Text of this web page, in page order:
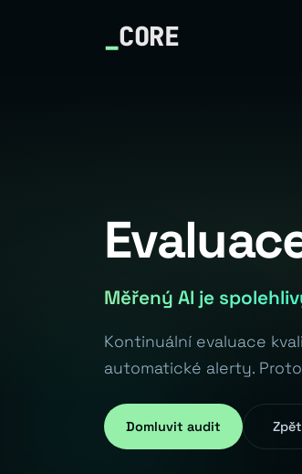
_CORE
Měřený AI je
Kontinuální evaluace
automatické alerty.
Domluvit audit